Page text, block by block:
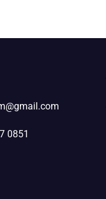
0851